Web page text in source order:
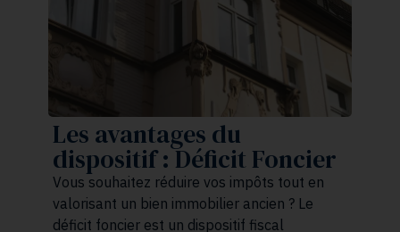
Les avantages du
dispositif : Déficit Foncier
Vous souhaitez réduire vos impôts tout en
valorisant un bien immobilier ancien ? Le
déficit foncier est un dispositif fiscal